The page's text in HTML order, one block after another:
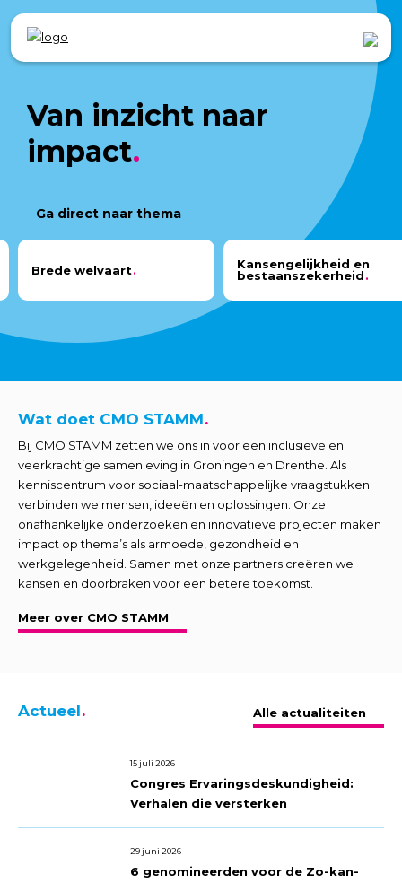
Van inzicht naar
impact
Ga direct naar thema
Brede welvaart
Kansengelijkheid en
bestaanszekerheid
Wat doet CMO STAMM
Bij CMO STAMM zetten we ons in voor een inclusieve en
veerkrachtige samenleving in Groningen en Drenthe. Als
kenniscentrum voor sociaal-maatschappelijke vraagstukken
verbinden we mensen, ideeën en oplossingen. Onze
onafhankelijke onderzoeken en innovatieve projecten maken
impact op thema’s als armoede, gezondheid en
werkgelegenheid. Samen met onze partners creëren we
kansen en doorbraken voor een betere toekomst.
Meer over CMO STAMM
Actueel Alle actualiteiten
15 juli 2026
Congres Ervaringsdeskundigheid:
Verhalen die versterken
29 juni 2026
6 genomineerden voor de Zo-kan-